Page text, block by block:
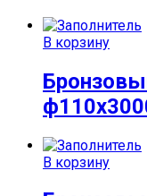
В корзину
В корзину